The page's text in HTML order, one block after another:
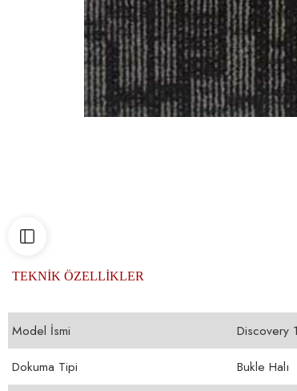
TEKNİK ÖZELLİKLER
Model İsmi
Discovery
Dokuma Tipi
Bukle Halı